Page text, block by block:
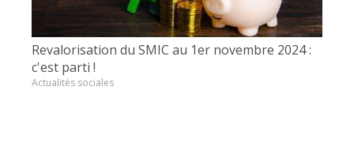
Revalorisation du SMIC au 1er novembre 2024 :
c'est parti !
Actualités sociales